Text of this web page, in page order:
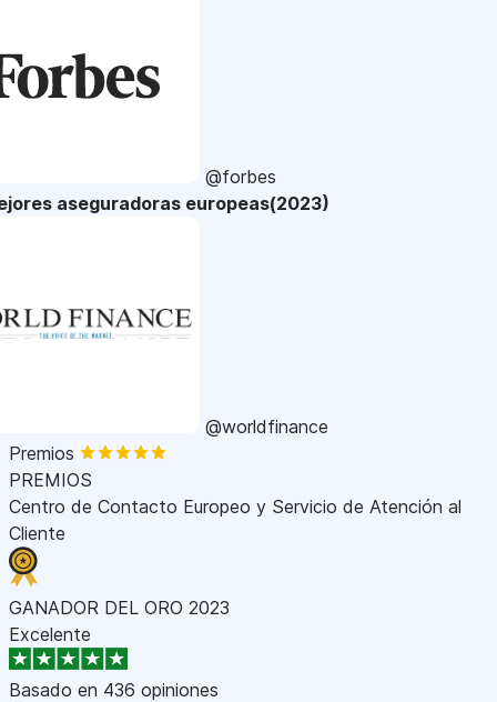
@forbes
aseguradoras europeas(2023)
@worldfinance
Premios
PREMIOS
Centro de Contacto Europeo y Servicio de Atención al
Cliente
GANADOR DEL ORO 2023
Excelente
Basado en 436 opiniones